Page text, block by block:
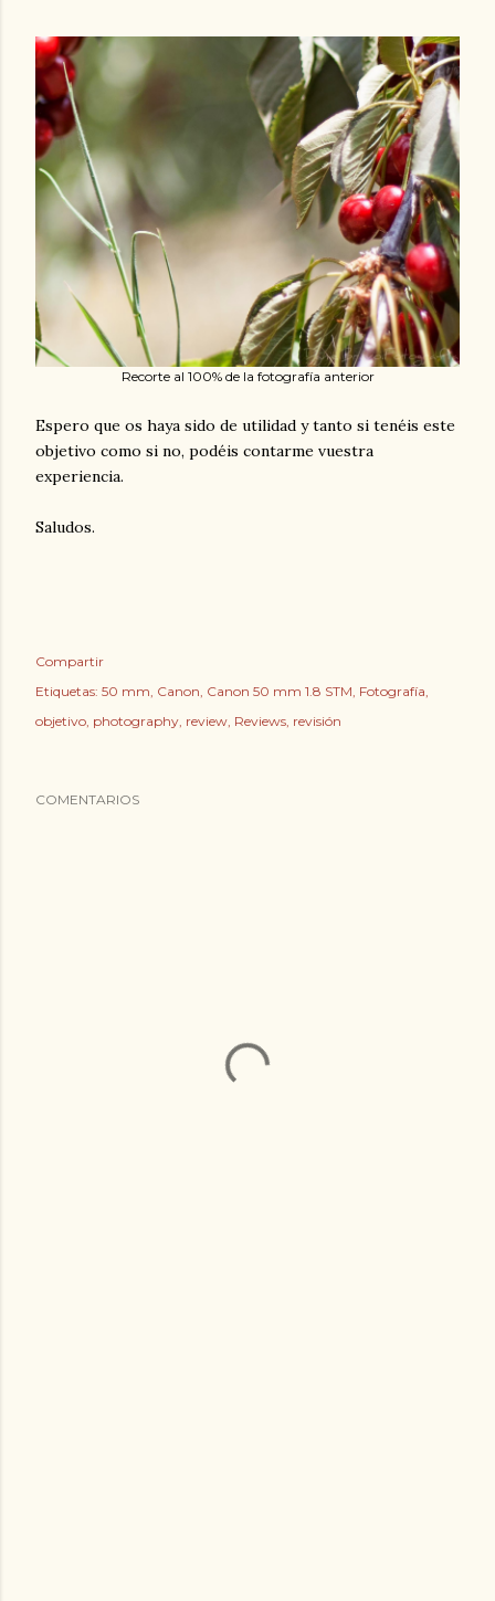
Recorte al 100% de la fotografía anterior
Espero que os haya sido de utilidad y tanto si tenéis este
objetivo como si no, podéis contarme vuestra
experiencia.
Saludos.
Compartir
Etiquetas: 50 mm Canon Canon 50 mm 1.8 STM Fotografía
objetivo photography review Reviews revisión
COMENTARIOS